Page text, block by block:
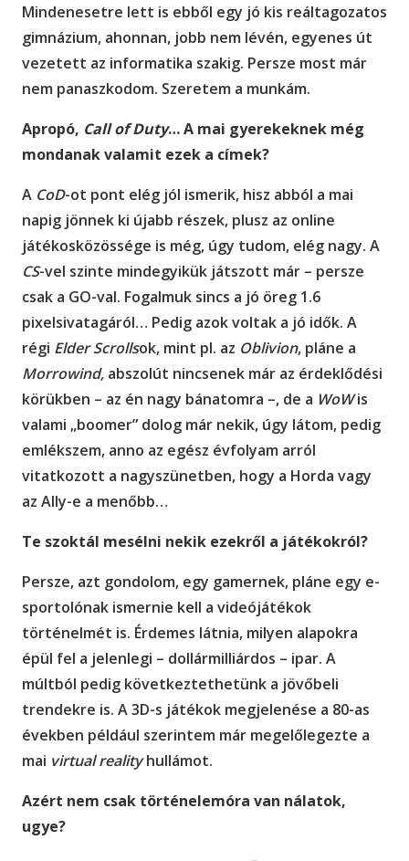
Mindenesetre lett is ebből egy jó kis reáltagozatos
gimnázium, ahonnan, jobb nem lévén, egyenes út
vezetett az informatika szakig. Persze most már
nem panaszkodom. Szeretem a munkám.
Apropó, Call of Duty… A mai gyerekeknek még
mondanak valamit ezek a címek?
A CoD-ot pont elég jól ismerik, hisz abból a mai
napig jönnek ki újabb részek, plusz az online
játékosközössége is még, úgy tudom, elég nagy. A
CS-vel szinte mindegyikük játszott már – persze
csak a GO-val. Fogalmuk sincs a jó öreg 1.6
pixelsivatagáról… Pedig azok voltak a jó idők. A
régi Elder Scrollsok, mint pl. az Oblivion, pláne a
Morrowind, abszolút nincsenek már az érdeklődési
körükben – az én nagy bánatomra –, de a WoWis
valami „boomer” dolog már nekik, úgy látom, pedig
emlékszem, anno az egész évfolyam arról
vitatkozott a nagyszünetben, hogy a Horda vagy
az Ally-e a menőbb…
Te szoktál mesélni nekik ezekről a játékokról?
Persze, azt gondolom, egy gamernek, pláne egy e-
sportolónak ismernie kell a videójátékok
történelmét is. Érdemes látnia, milyen alapokra
épül fel a jelenlegi – dollármilliárdos – ipar. A
múltból pedig következtethetünk a jövőbeli
trendekre is. A 3D-s játékok megjelenése a 80-as
években például szerintem már megelőlegezte a
mai virtual realityhullámot.
Azért nem csak történelemóra van nálatok,
ugye?